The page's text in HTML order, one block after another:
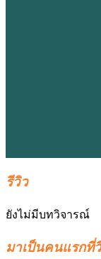
รีวิว
ยังไม่มีบทวิจารณ์
มาเป็นคนแรกที่